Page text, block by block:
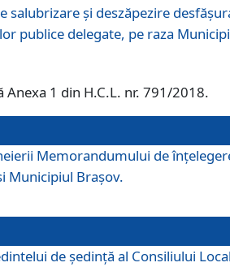
salubrizare și deszăpezire
publice delegate, pe raza
Anexa 1 din H.C.L. nr. 791/2018.
Memorandumului de
Municipiul Brașov.
de şedinţă al Consiliului